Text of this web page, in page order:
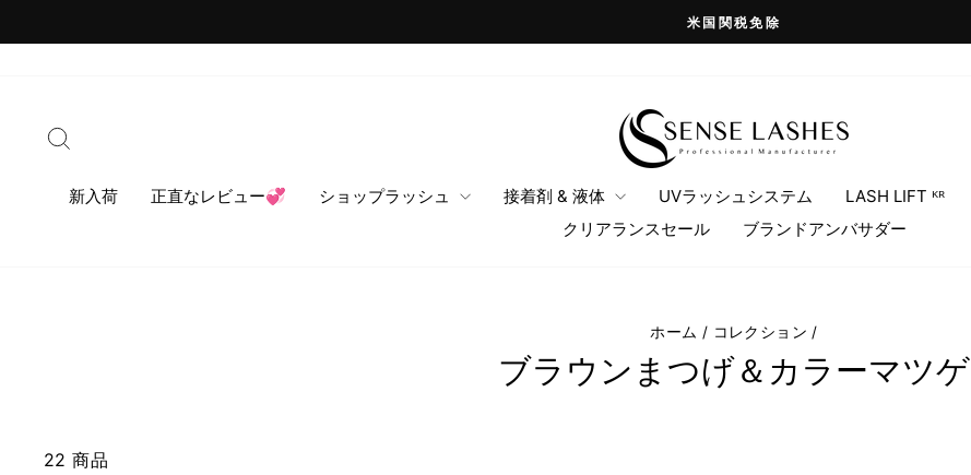
ン
ス
ド
シ
ー
を
止
米国関税免除
新入荷 正直なレビュー💞 ショップラッシュ 接着剤 & 液体 UVラッシュシステム LASH LIFT ᴷᴿ
クリアランスセール
ブランドアンバサダー
ホーム / コレクション /
ブラウンまつげ＆カラーマツゲ
22 商品